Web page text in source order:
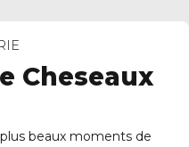
Cheseaux
beaux moments de